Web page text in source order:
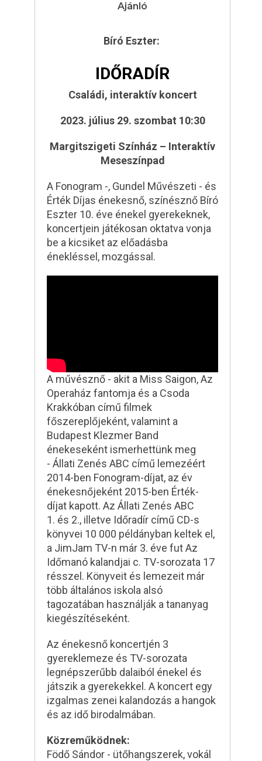
Ajánló
Bíró Eszter:
IDŐRADÍR
Családi, interaktív koncert
2023. július 29. szombat 10:30
Margitszigeti Színház – Interaktív
Meseszínpad
A Fonogram -, Gundel Művészeti - és
Érték Díjas énekesnő, színésznő Bíró
Eszter 10. éve énekel gyerekeknek,
koncertjein játékosan oktatva vonja
be a kicsiket az előadásba
énekléssel, mozgással.
A művésznő - akit a Miss Saigon, Az
Operaház fantomja és a Csoda
Krakkóban című filmek
főszereplőjeként, valamint a
Budapest Klezmer Band
énekeseként ismerhettünk meg
- Állati Zenés ABC című lemezéért
2014-ben Fonogram-díjat, az év
énekesnőjeként 2015-ben Érték-
díjat kapott. Az Állati Zenés ABC
1. és 2., illetve Időradír című CD-s
könyvei 10 000 példányban keltek el,
a JimJam TV-n már 3. éve fut Az
Időmanó kalandjai c. TV-sorozata 17
résszel. Könyveit és lemezeit már
több általános iskola alsó
tagozatában használják a tananyag
kiegészítéseként.
Az énekesnő koncertjén 3
gyereklemeze és TV-sorozata
legnépszerűbb dalaiból énekel és
játszik a gyerekekkel. A koncert egy
izgalmas zenei kalandozás a hangok
és az idő birodalmában.
Közreműködnek:
Födő Sándor - ütőhangszerek, vokál